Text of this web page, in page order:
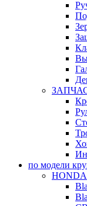
по модели
HONDA